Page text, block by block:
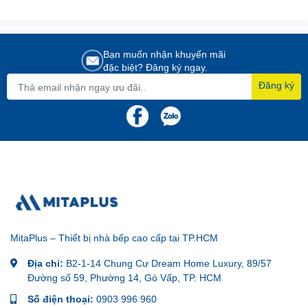
Bạn muốn nhận khuyến mãi
đặc biệt? Đăng ký ngay.
Đăng ký
MitaPlus – Thiết bị nhà bếp cao cấp tại TP.HCM
Địa chỉ: B2-1-14 Chung Cư Dream Home Luxury, 89/57
Đường số 59, Phường 14, Gò Vấp, TP. HCM
Số điện thoại: 0903 996 960